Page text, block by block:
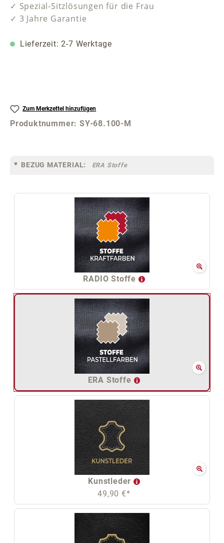
✓ Spezial-Sitzlösungen für die Frau
✓ 3 Jahre Garantie
Lieferzeit: 2-7 Werktage
Zum Merkzettel hinzufügen
Produktnummer:SY-68.100-M
BEZUG MATERIAL: ERA Stoffe
RADIO Stoffe
ERA Stoffe
Kunstleder
49,90 €*